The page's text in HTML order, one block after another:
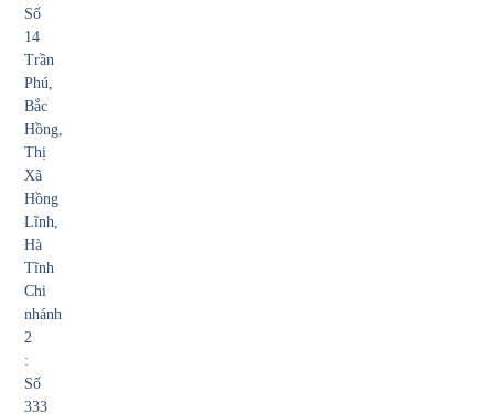
Số
14
Trần
Phú,
Bắc
Hồng,
Thị
Xã
Hồng
Lĩnh,
Hà
Tĩnh
Chi
nhánh
2
:
Số
333